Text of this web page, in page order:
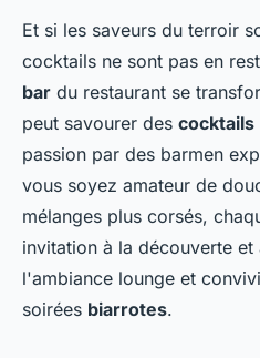
Et si les saveurs du terroir
cocktails ne sont pas en
bar du restaurant se
peut savourer des cocktails
passion par des barmen
vous soyez amateur de
mélanges plus corsés,
invitation à la découverte et
l'ambiance lounge et
soirées biarrotes.